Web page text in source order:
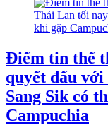
Điểm tin thể
quyết đấu
Sang Sik có
Campuchia